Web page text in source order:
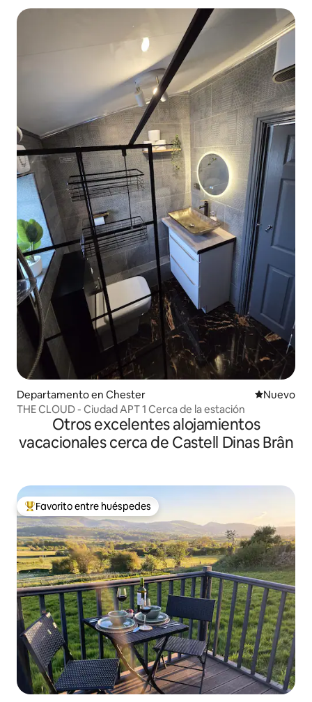
Departamento en Chester Nuevo
Nuevo
THE CLOUD - Ciudad APT 1 Cerca de la estación
Otros excelentes alojamientos
vacacionales cerca de Castell Dinas Brân
De los mejores en Favorito entre huéspedes
Favorito entre huéspedes